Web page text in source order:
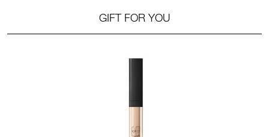
GIFT FOR YOU